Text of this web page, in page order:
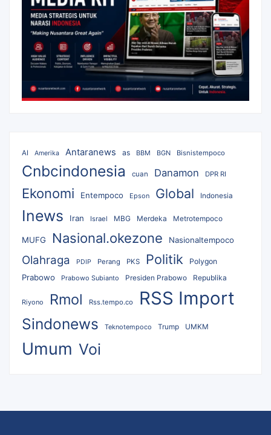
AI Amerika Antaranews as BBM BGN Bisnistempoco
Cnbcindonesia cuan Danamon DPR RI
Ekonomi Entempoco Epson Global Indonesia
Inews Iran Israel MBG Merdeka Metrotempoco
MUFG Nasional.okezone Nasionaltempoco
Olahraga PDIP Perang PKS Politik Polygon
Prabowo Prabowo Subianto Presiden Prabowo Republika
Riyono Rmol Rss.tempo.co RSS Import
Sindonews Teknotempoco Trump UMKM
Umum Voi